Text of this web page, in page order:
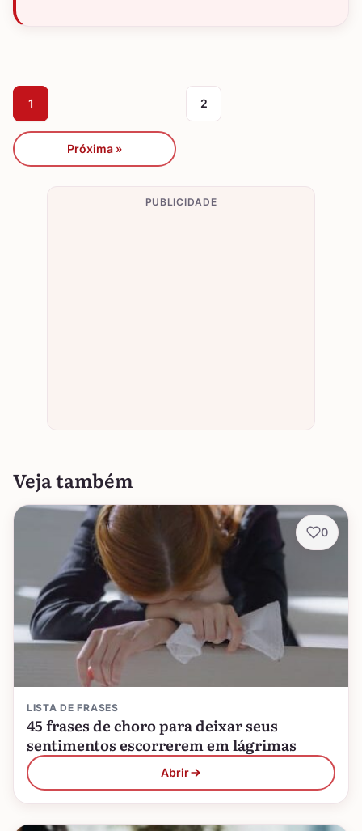
1 2
Próxima »
PUBLICIDADE
Veja também
LISTA DE FRASES
45 frases de choro para deixar seus
sentimentos escorrerem em lágrimas
Abrir
0